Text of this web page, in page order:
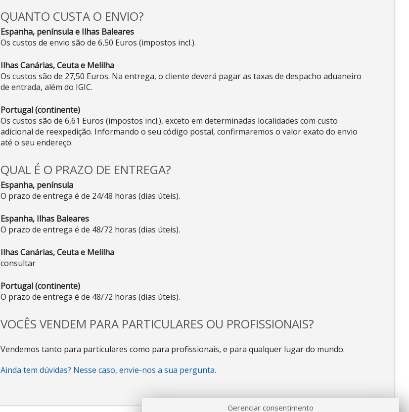
QUANTO CUSTA O ENVIO?
Espanha, península e Ilhas Baleares
Os custos de envio são de 6,50 Euros (impostos incl.).
Ilhas Canárias, Ceuta e Melilha
Os custos são de 27,50 Euros. Na entrega, o cliente deverá pagar as taxas de despacho aduaneiro
de entrada, além do IGIC.
Portugal (continente)
Os custos são de 6,61 Euros (impostos incl.), exceto em determinadas localidades com custo
adicional de reexpedição. Informando o seu código postal, confirmaremos o valor exato do envio
até o seu endereço.
QUAL É O PRAZO DE ENTREGA?
Espanha, península
O prazo de entrega é de 24/48 horas (dias úteis).
Espanha, Ilhas Baleares
O prazo de entrega é de 48/72 horas (dias úteis).
Ilhas Canárias, Ceuta e Melilha
consultar
Portugal (continente)
O prazo de entrega é de 48/72 horas (dias úteis).
VOCÊS VENDEM PARA PARTICULARES OU PROFISSIONAIS?
Vendemos tanto para particulares como para profissionais, e para qualquer lugar do mundo.
Ainda tem dúvidas? Nesse caso, envie-nos a sua pergunta.
Gerenciar consentimento